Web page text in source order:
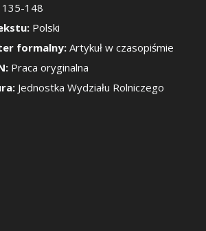
135-148
Polski
formalny: Artykuł w czasopiśmie
Praca oryginalna
Jednostka Wydziału Rolniczego